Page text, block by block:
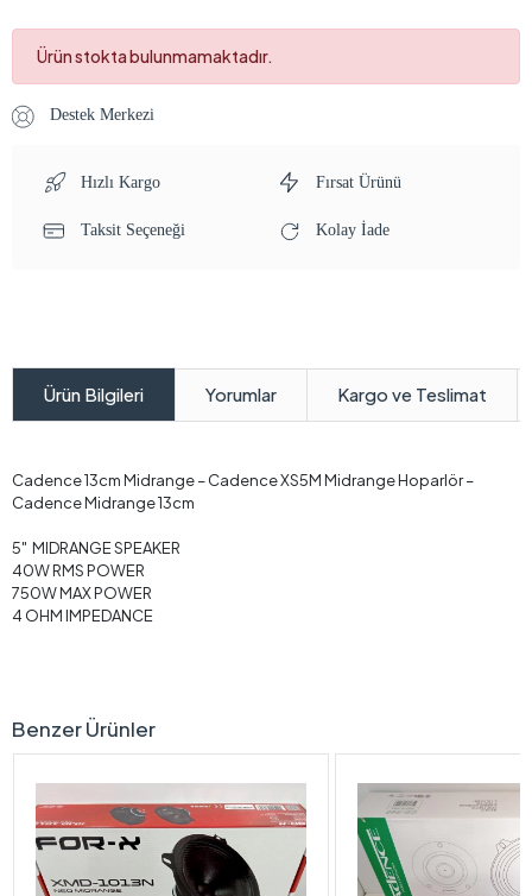
Ürün stokta bulunmamaktadır.
Destek Merkezi
Hızlı Kargo Fırsat Ürünü
Taksit Seçeneği Kolay İade
Ürün Bilgileri Yorumlar Kargo ve Teslimat
Cadence 13cm Midrange – Cadence XS5M Midrange Hoparlör –
Cadence Midrange 13cm
5" MIDRANGE SPEAKER
40W RMS POWER
750W MAX POWER
4 OHM IMPEDANCE
Benzer Ürünler